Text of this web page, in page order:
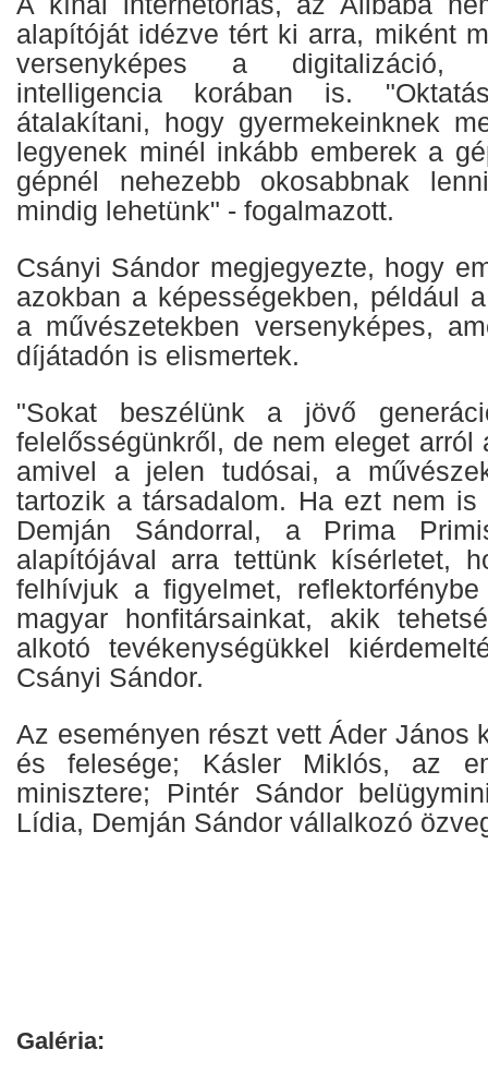
alapítóját idézve tért ki arra, miként
versenyképes a digitalizáció,
intelligencia korában is.
átalakítani, hogy gyermekeinknek
legyenek minél inkább emberek a
gépnél nehezebb okosabbnak
mindig lehetünk" - fogalmazott.
Csányi Sándor megjegyezte, hogy
azokban a képességekben, például
a művészetekben versenyképes,
díjátadón is elismertek.
"Sokat beszélünk a jövő
felelősségünkről, de nem eleget arról
amivel a jelen tudósai, a
tartozik a társadalom. Ha ezt nem is
Demján Sándorral, a Prima
alapítójával arra tettünk kísérletet,
felhívjuk a figyelmet,
magyar honfitársainkat, akik
alkotó tevékenységükkel
Csányi Sándor.
Az eseményen részt vett Áder János
és felesége; Kásler Miklós, az
minisztere; Pintér Sándor
Lídia, Demján Sándor vállalkozó
Galéria: